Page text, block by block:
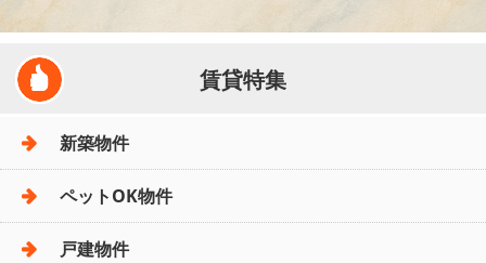
賃貸特集
新築物件
ペットOK物件
戸建物件